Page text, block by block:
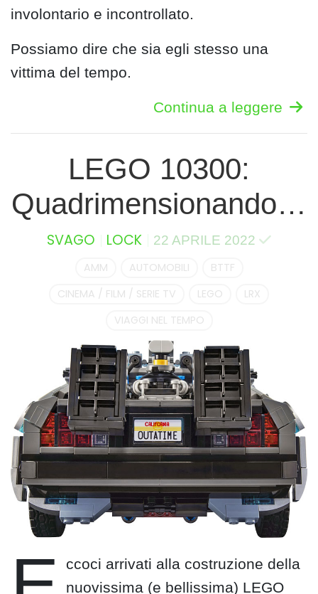
involontario e incontrollato.
Possiamo dire che sia egli stesso una
vittima del tempo.
Continua a leggere
LEGO 10300:
Quadrimensionando…
SVAGO LOCK 22 APRILE 2022
AMM AUTOMOBILI
BTTF
CINEMA / FILM / SERIE TV
LEGO
LRX
VIAGGI NEL TEMPO
ccoci arrivati alla costruzione della
nuovissima (e bellissima) LEGO